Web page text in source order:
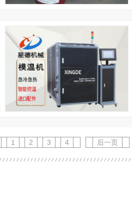
1 2 3 4 后一页